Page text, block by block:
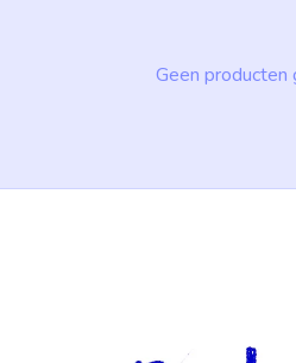
Geen producten